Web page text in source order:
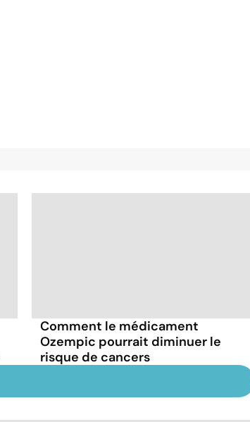
Comment le médicament
Ozempic pourrait diminuer le
risque de cancers